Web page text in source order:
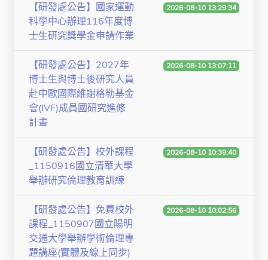
【研發處公告】國家運動
科學中心辦理116年度博
士生研究獎學金申請作業
2026-08-10 13:29:34
【研發處公告】2027年
博士生與博士後研究人員
赴中歐國際維謝格勒基金
會(IVF)成員國研究進修
計畫
2026-08-10 13:07:11
【研發處公告】校外課程
_1150916國立清華大學
舉辦研究倫理教育訓練
2026-08-10 10:39:40
【研發處公告】免費校外
課程_1150907國立陽明
交通大學舉辦學術倫理專
題講座(實體及線上同步)
2026-08-10 10:02:56